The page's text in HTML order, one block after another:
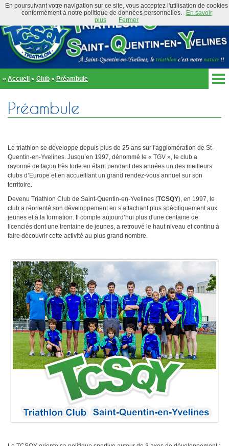
» Accueil » Club » Préambule
Accueil
Organigramme
Règlement
École de triathlon
Partenaires
Tenues et équipements
Adhérer au club
Newsletter
Bike and Run 2026
Inscriptions
Règlement
Parcours
Plan d'accès
Épreuves TCSQY
Bike and Run 2026
Bike and Run 2025
Bike and Run 2024
Bike and Run 2023
Bike and Run 2022
Bike and Run 2020
Bike and Run 2019
Bike and Run 2018
Bike and Run 2017
Bike and Run 2015
Bike and Run 2014
Entraînements
Horaires
Lieux d'entraînement
Matériel
Pense-bête
Photos / Vidéos
Compétitions
Calendrier
Courses club
Contact
Préambule
Le triathlon se développe depuis plus de 25 ans sur l'agglomération de St-
Quentin-en-Yvelines. Jusqu’en 1997, dénommé le « TGV », le club a
rayonné de façon très forte en étant pendant des années un des meilleurs
clubs d’Europe et en accueillant un grand rendez-vous annuel sur son
territoire.
Devenu Triathlon Club de Saint-Quentin-en-Yvelines (TCSQY), en 1997, le
club a réorienté son développement en s’attachant plus spécifiquement aux
jeunes et à la formation. Il compte aujourd’hui plus d'une centaine de
licenciés dont une trentaine de jeunes, a retrouvé le haut niveau et continu à
faire découvrir cette activité au plus grand nombre.
En poursuivant votre navigation sur ce site, vous acceptez l'utilisation de cookies
conformément à notre politique de données personnelles.
En savoir
plus
Fermer